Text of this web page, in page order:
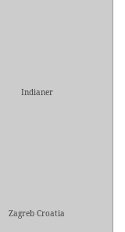
Indianer
Zagreb Croatia